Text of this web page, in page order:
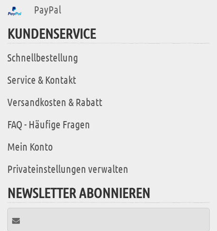
PayPal
KUNDENSERVICE
Schnellbestellung
Service & Kontakt
Versandkosten & Rabatt
FAQ - Häufige Fragen
Mein Konto
Privateinstellungen verwalten
NEWSLETTER ABONNIEREN